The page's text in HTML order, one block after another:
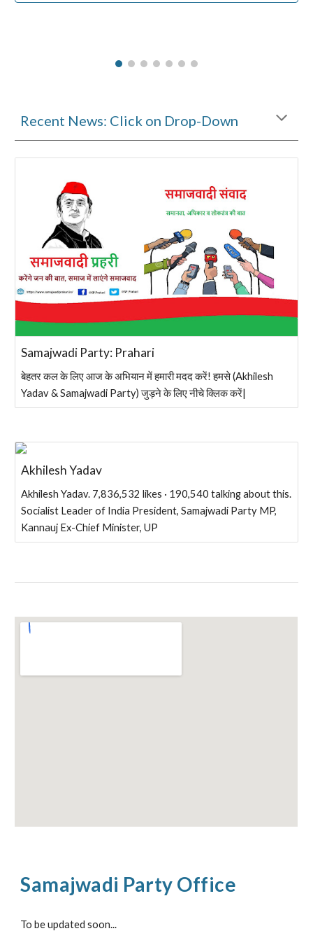
Recent News: Click on Drop-Down
Samajwadi Party: Prahari
बेहतर कल के लिए आज के अभियान में हमारी मदद करें! हमसे (Akhilesh
Yadav & Samajwadi Party) जुड़ने के लिए नीचे क्लिक करें|
Akhilesh Yadav
Akhilesh Yadav. 7,836,532 likes · 190,540 talking about this.
Socialist Leader of India President, Samajwadi Party MP,
Kannauj Ex-Chief Minister, UP
Samajwadi Party Office
To be updated soon...